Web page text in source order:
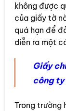
không được
của giấy tờ
quá hạn để
diễn ra một
Giấy
công ty
Trong trường